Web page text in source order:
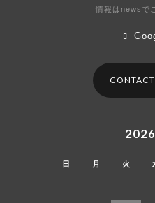
情報は news で
CONTACT
日 月 火